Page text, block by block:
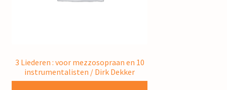
3 Liederen : voor mezzosopraan en 10
instrumentalisten / Dirk Dekker